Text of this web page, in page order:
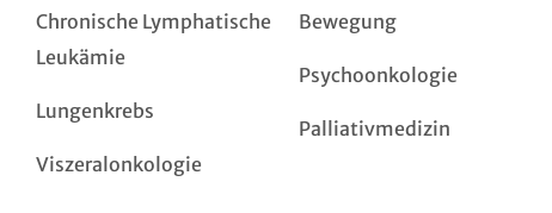
Chronische Lymphatische
Leukämie
Lungenkrebs
Viszeralonkologie
Bewegung
Psychoonkologie
Palliativmedizin